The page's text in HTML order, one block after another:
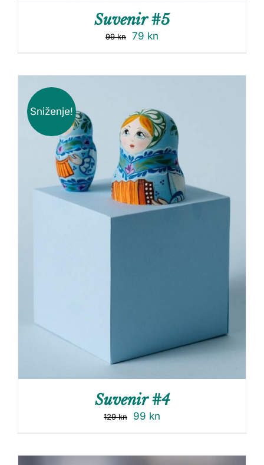
Suvenir #5
99kn 79 kn
Sniženje!
Suvenir #4
129kn 99 kn